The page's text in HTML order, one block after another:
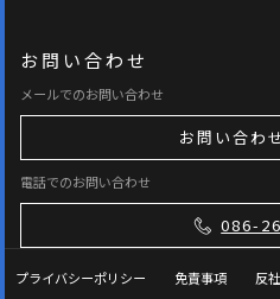
お問い合わせ
メールでのお問い合わせ
お問い合わ
電話でのお問い合わせ
086-
プライバシーポリシー 免責事項
反